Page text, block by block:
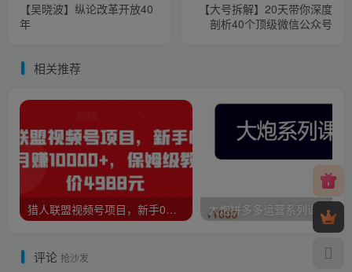
【吴晓波】纵论改革开放40
年
【大号拆解】20天带你深度
剖析40个顶级微信公众号
相关推荐
猎人联盟视频号项目，新手0基础轻松月赚10000+，保姆级教程原价4988元
评论 抢沙发